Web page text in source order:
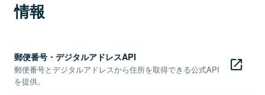
情報
郵便番号・デジタルアドレスAPI
郵便番号とデジタルアドレスから住所を取得できる公式API
を提供。